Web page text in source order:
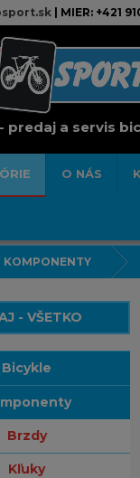
| MIER: +421
predaj a servis
O NÁS
KOMPONENTY
- VŠETKO
bicykle
brzdy
kľuky